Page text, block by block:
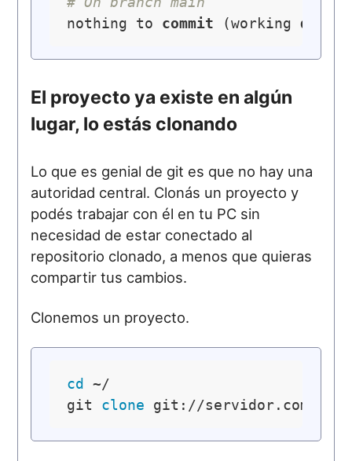
nothing to commit (working
El proyecto ya existe en algún
lugar, lo estás clonando
Lo que es genial de git es que no hay una
autoridad central. Clonás un proyecto y
podés trabajar con él en tu PC sin
necesidad de estar conectado al
repositorio clonado, a menos que quieras
compartir tus cambios.
Clonemos un proyecto.
cd
~/
git clone